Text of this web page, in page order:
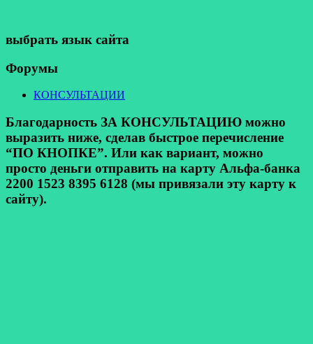
выбрать язык сайта
Форумы
КОНСУЛЬТАЦИИ
Благодарность ЗА КОНСУЛЬТАЦИЮ можно
выразить ниже, сделав быстрое перечисление
“ПО КНОПКЕ”. Или как вариант, можно
просто деньги отправить на карту Альфа-банка
2200 1523 8395 6128 (мы привязали эту карту к
сайту).